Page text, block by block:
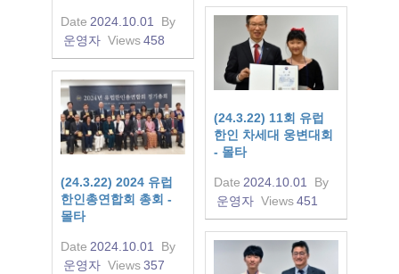
Date 2024.10.01
By
운영자 Views458
(24.3.22) 11회 유럽
한인 차세대 웅변대회
- 몰타
Date 2024.10.01
By
운영자 Views451
(24.3.22) 2024 유럽
한인총연합회 총회 -
몰타
Date 2024.10.01
By
운영자 Views357